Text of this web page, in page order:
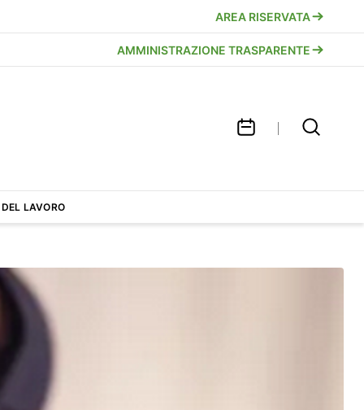
AREA RISERVATA
AMMINISTRAZIONE TRASPARENTE
LAVORO